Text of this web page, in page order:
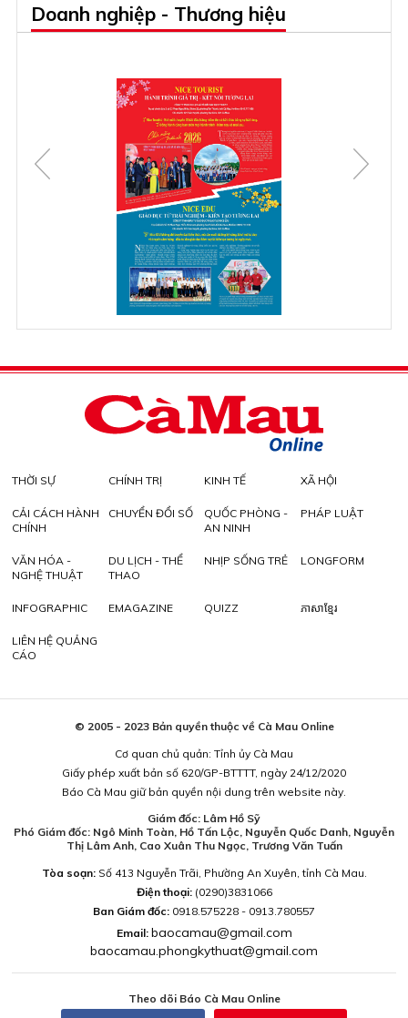
Doanh nghiệp - Thương hiệu
THỜI SỰ CHÍNH TRỊ KINH TẾ XÃ HỘI
CẢI CÁCH HÀNH
CHÍNH
CHUYỂN ĐỔI SỐ
QUỐC PHÒNG -
AN NINH
PHÁP LUẬT
VĂN HÓA -
NGHỆ THUẬT
DU LỊCH - THỂ
THAO
NHỊP SỐNG TRẺ LONGFORM
INFOGRAPHIC EMAGAZINE QUIZZ ភាសាខ្មែរ
LIÊN HỆ QUẢNG
CÁO
© 2005 - 2023 Bản quyền thuộc về Cà Mau Online
Cơ quan chủ quản: Tỉnh ủy Cà Mau
Giấy phép xuất bản số 620/GP-BTTTT, ngày 24/12/2020
Báo Cà Mau giữ bản quyền nội dung trên website này.
Giám đốc: Lâm Hồ Sỹ
Phó Giám đốc: Ngô Minh Toàn, Hồ Tấn Lộc, Nguyễn Quốc Danh, Nguyễn
Thị Lâm Anh, Cao Xuân Thu Ngọc, Trương Văn Tuấn
Tòa soạn:Số 413 Nguyễn Trãi, Phường An Xuyên, tỉnh Cà Mau.
Điện thoại: (0290)3831066
Ban Giám đốc: 0918.575228 - 0913.780557
Email: baocamau@gmail.com
baocamau.phongkythuat@gmail.com
Theo dõi Báo Cà Mau Online